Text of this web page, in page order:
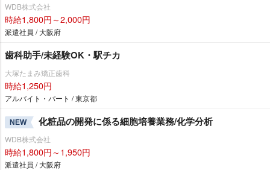
WDB株式会社
時給1,800円～2,000円
派遣社員 / 大阪府
歯科助手/未経験OK・駅チカ
大塚たまみ矯正歯科
時給1,250円
アルバイト・パート / 東京都
NEW 化粧品の開発に係る細胞培養業務/化学分析
WDB株式会社
時給1,800円～1,950円
派遣社員 / 大阪府